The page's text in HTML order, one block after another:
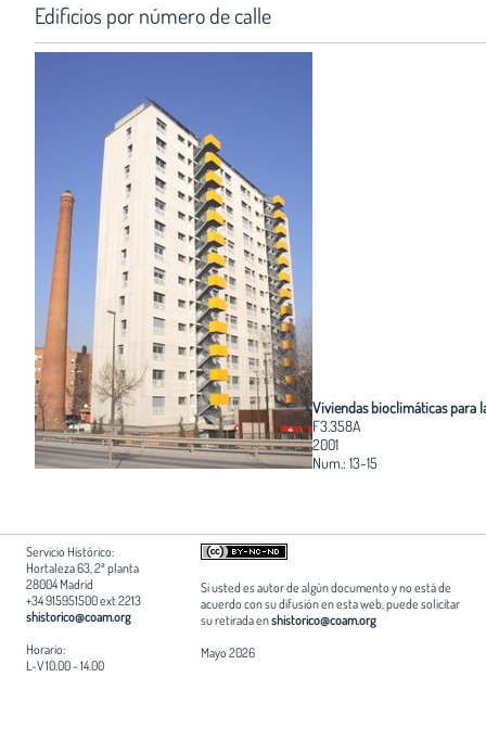
Edificios por número de calle
Viviendas bioclimáticas para
F3.358A
2001
Num.: 13-15
Servicio Histórico:
Hortaleza 63, 2ª planta
28004 Madrid
+34 915951500 ext 2213
shistorico@coam.org
Horario:
L-V 10.00 - 14.00
Si usted es autor de algún documento y no está de
acuerdo con su difusión en esta web, puede solicitar
su retirada enshistorico@coam.org
Mayo 2026